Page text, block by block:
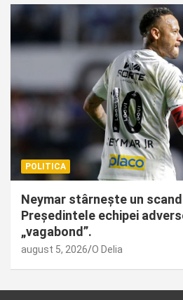
POLITICA
Neymar stârnește un
Președintele echipei
„vagabond”.
august 5, 2026 O Delia